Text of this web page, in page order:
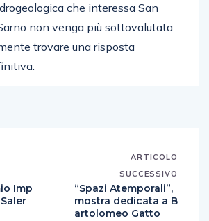
che interessa San
non venga più sottovalutata
trovare una risposta
Imp
ARTICOLO
SUCCESSIVO
“Spazi Atemporali”,
mostra dedicata a B
artolomeo Gatto